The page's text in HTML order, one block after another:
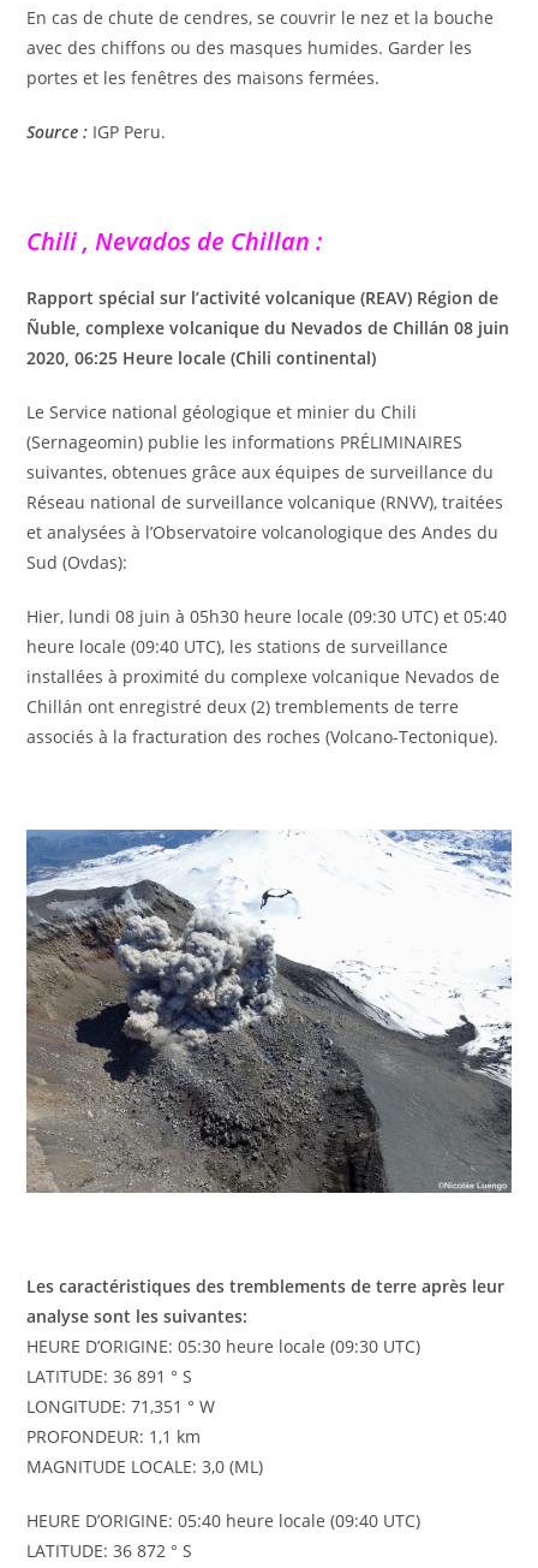
En cas de chute de cendres, se couvrir le nez et la bouche
avec des chiffons ou des masques humides. Garder les
portes et les fenêtres des maisons fermées.
Source : IGP Peru.
Chili , Nevados de Chillan :
Rapport spécial sur l’activité volcanique (REAV) Région de
Ñuble, complexe volcanique du Nevados de Chillán 08 juin
2020, 06:25 Heure locale (Chili continental)
Le Service national géologique et minier du Chili
(Sernageomin) publie les informations PRÉLIMINAIRES
suivantes, obtenues grâce aux équipes de surveillance du
Réseau national de surveillance volcanique (RNVV), traitées
et analysées à l’Observatoire volcanologique des Andes du
Sud (Ovdas):
Hier, lundi 08 juin à 05h30 heure locale (09:30 UTC) et 05:40
heure locale (09:40 UTC), les stations de surveillance
installées à proximité du complexe volcanique Nevados de
Chillán ont enregistré deux (2) tremblements de terre
associés à la fracturation des roches (Volcano-Tectonique).
Les caractéristiques des tremblements de terre après leur
analyse sont les suivantes:
HEURE D’ORIGINE: 05:30 heure locale (09:30 UTC)
LATITUDE: 36 891 ° S
LONGITUDE: 71,351 ° W
PROFONDEUR: 1,1 km
MAGNITUDE LOCALE: 3,0 (ML)
HEURE D’ORIGINE: 05:40 heure locale (09:40 UTC)
LATITUDE: 36 872 ° S